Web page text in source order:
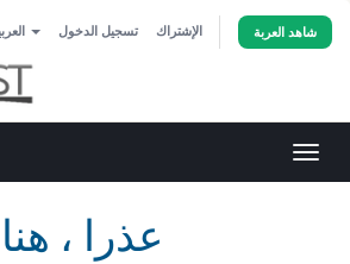
تسجيل الدخول الإشتراك شاهد العربة
تبديل
التنقل
عذرا ،